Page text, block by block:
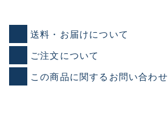
送料・お届けについて
ご注文について
この商品に関するお問い合わせ